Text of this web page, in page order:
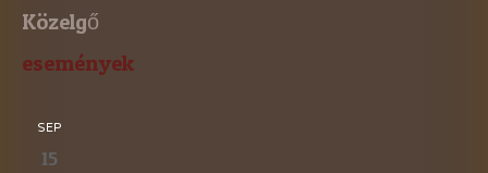
Közelgő
események
SEP
15